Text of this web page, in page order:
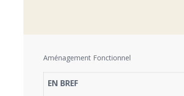
Aménagement Fonctionnel
EN BREF